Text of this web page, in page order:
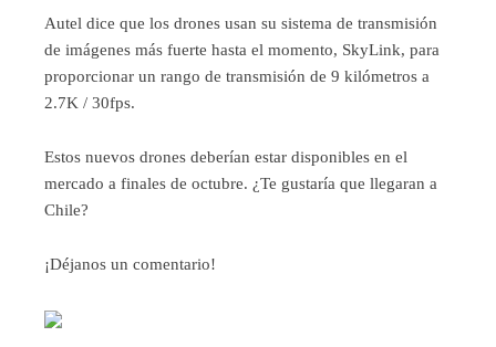
Autel dice que los drones usan su sistema de transmisión
de imágenes más fuerte hasta el momento, SkyLink, para
proporcionar un rango de transmisión de 9 kilómetros a
2.7K / 30fps.
Estos nuevos drones deberían estar disponibles en el
mercado a finales de octubre. ¿Te gustaría que llegaran a
Chile?
¡Déjanos un comentario!